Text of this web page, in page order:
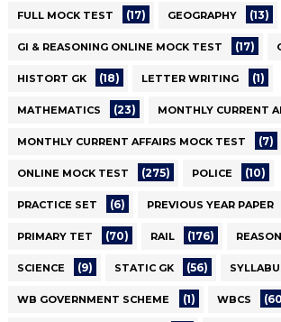
FULL MOCK TEST (17) GEOGRAPHY (13)
GI & REASONING ONLINE MOCK TEST (17)
HISTORT GK (18) LETTER WRITING (1)
MATHEMATICS (23) MONTHLY CURRENT
MONTHLY CURRENT AFFAIRS MOCK TEST (7)
ONLINE MOCK TEST (275) POLICE (10)
PRACTICE SET (6) PREVIOUS YEAR PAPER
PRIMARY TET (70) RAIL (176)
SCIENCE (9) STATIC GK (56)
WB GOVERNMENT SCHEME (1) WBCS